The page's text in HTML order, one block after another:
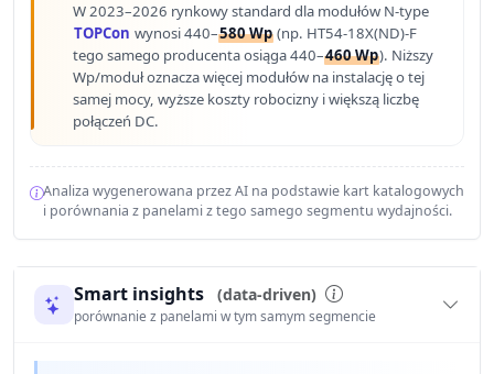
W 2023–2026 rynkowy standard dla modułów N-type
TOPCon wynosi 440–580 Wp (np. HT54-18X(ND)-F
tego samego producenta osiąga 440–460 Wp). Niższy
Wp/moduł oznacza więcej modułów na instalację o tej
samej mocy, wyższe koszty robocizny i większą liczbę
połączeń DC.
Analiza wygenerowana przez AI na podstawie kart katalogowych
i porównania z panelami z tego samego segmentu wydajności.
Smart insights (data-driven)
porównanie z panelami w tym samym segmencie